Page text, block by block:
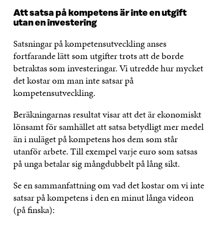
Att satsa på kompetens är inte en utgift
utan en investering
Satsningar på kompetensutveckling anses
fortfarande lätt som utgifter trots att de borde
betraktas som investeringar. Vi utredde hur mycket
det kostar om man inte satsar på
kompetensutveckling.
Beräkningarnas resultat visar att det är ekonomiskt
lönsamt för samhället att satsa betydligt mer medel
än i nuläget på kompetens hos dem som står
utanför arbete. Till exempel varje euro som satsas
på unga betalar sig mångdubbelt på lång sikt.
Se en sammanfattning om vad det kostar om vi inte
satsar på kompetens i den en minut långa videon
(på finska):